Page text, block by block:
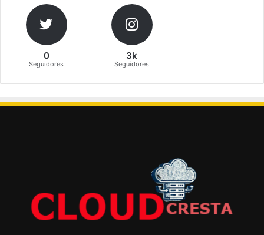
0
Seguidores
3k
Seguidores